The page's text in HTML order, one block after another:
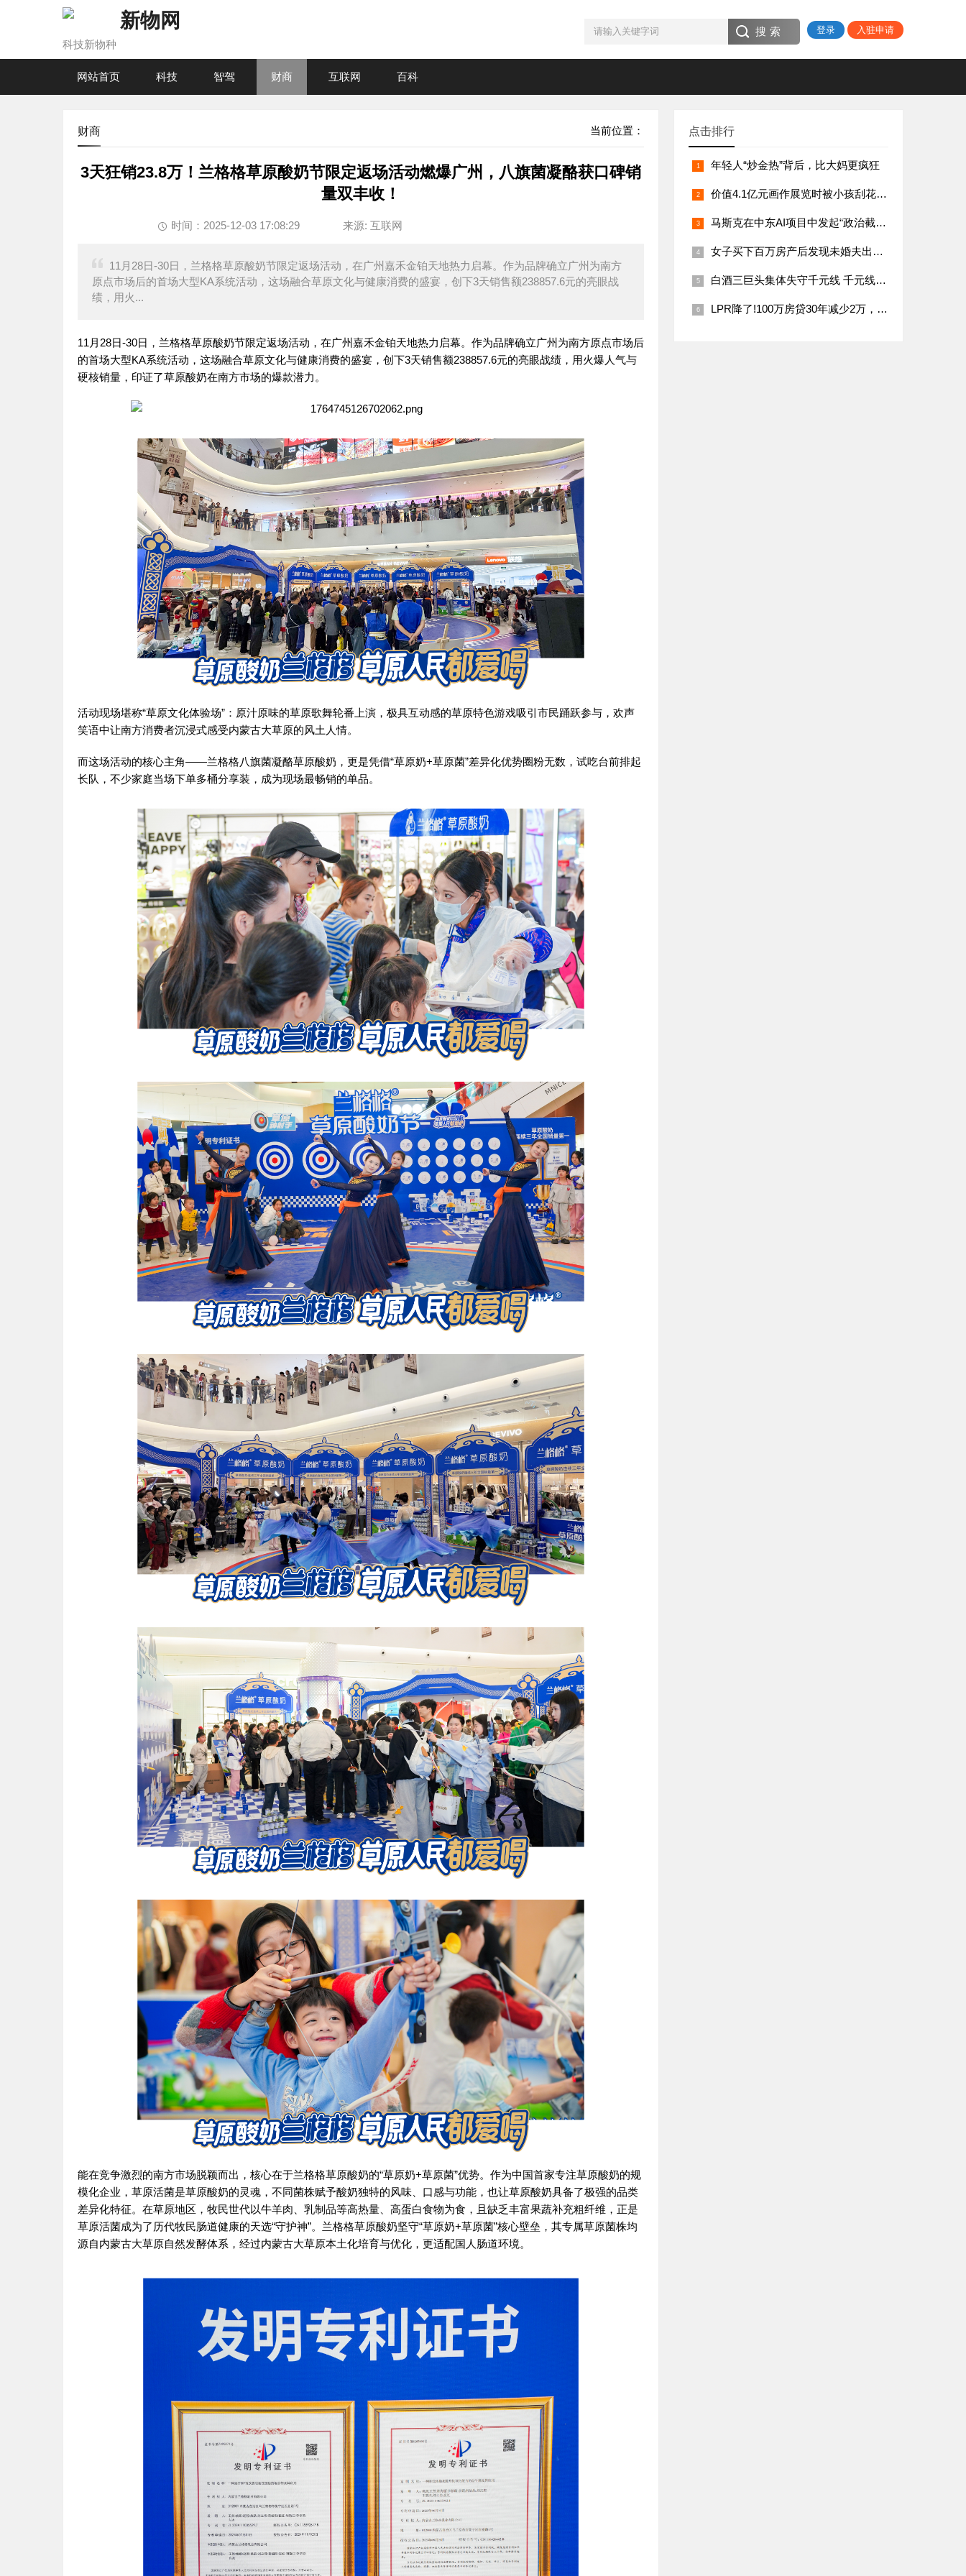
登录 入驻申请
新物网
科技新物种
网站首页 科技 智驾 财商 互联网 百科
当前位置：
财商
3天狂销23.8万！兰格格草原酸奶节限定返场活动燃爆广州，八旗菌凝酪获口碑销
量双丰收！
时间：2025-12-03 17:08:29 来源: 互联网
11月28日-30日，兰格格草原酸奶节限定返场活动，在广州嘉禾金铂天地热力启幕。作为品牌确立广州为南方
原点市场后的首场大型KA系统活动，这场融合草原文化与健康消费的盛宴，创下3天销售额238857.6元的亮眼战
绩，用火...
11月28日-30日，兰格格草原酸奶节限定返场活动，在广州嘉禾金铂天地热力启幕。作为品牌确立广州为南方原点市场后
的首场大型KA系统活动，这场融合草原文化与健康消费的盛宴，创下3天销售额238857.6元的亮眼战绩，用火爆人气与
硬核销量，印证了草原酸奶在南方市场的爆款潜力。
活动现场堪称“草原文化体验场”：原汁原味的草原歌舞轮番上演，极具互动感的草原特色游戏吸引市民踊跃参与，欢声
笑语中让南方消费者沉浸式感受内蒙古大草原的风土人情。
而这场活动的核心主角——兰格格八旗菌凝酪草原酸奶，更是凭借“草原奶+草原菌”差异化优势圈粉无数，试吃台前排起
长队，不少家庭当场下单多桶分享装，成为现场最畅销的单品。
能在竞争激烈的南方市场脱颖而出，核心在于兰格格草原酸奶的“草原奶+草原菌”优势。作为中国首家专注草原酸奶的规
模化企业，草原活菌是草原酸奶的灵魂，不同菌株赋予酸奶独特的风味、口感与功能，也让草原酸奶具备了极强的品类
差异化特征。在草原地区，牧民世代以牛羊肉、乳制品等高热量、高蛋白食物为食，且缺乏丰富果蔬补充粗纤维，正是
草原活菌成为了历代牧民肠道健康的天选“守护神”。兰格格草原酸奶坚守“草原奶+草原菌”核心壁垒，其专属草原菌株均
源自内蒙古大草原自然发酵体系，经过内蒙古大草原本土化培育与优化，更适配国人肠道环境。
点击排行
年轻人“炒金热”背后，比大妈更疯狂
价值4.1亿元画作展览时被小孩刮花，作品为栗色上的灰橙8号
马斯克在中东AI项目中发起“政治截胡”，xAI公司寻求加入阿联酋数十亿美元计划
女子买下百万房产后发现未婚夫出轨，法官这样判
白酒三巨头集体失守千元线 千元线更难守
LPR降了!100万房贷30年减少2万，市场影响几何？